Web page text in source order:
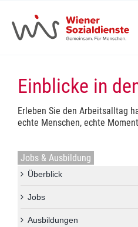
springen
Alle Dienstleistungen
Jobs & Ausbildung
Einblicke in
Erleben Sie den Arbeitsalltag
echte Menschen, echte
Jobs & Ausbildung
Überblick
Jobs
Ausbildungen